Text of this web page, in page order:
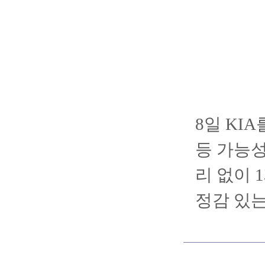
8일 KIA
등 가능
리 없이
정감 있